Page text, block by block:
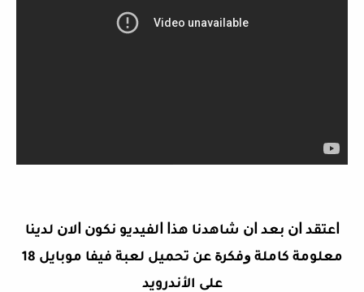
ﺍﻋﺘﻘﺪ ﺍﻥ ﺑﻌﺪ ﺍﻥ ﺷﺎﻫﺪﻧﺎ ﻫﺬﺍ ﺍﻟﻔﻴﺪﻳﻮ ﻧﻜﻮﻥ ﺍﻻﻥ ﻟﺪﻳﻨﺎ
ﻣﻌﻠﻮﻣﺔ ﻛﺎﻣﻠﺔ ﻭﻓﻜﺮﺓ ﻋﻦ
تحميل لعبة فيفا موبايل 18
على الأندرويد